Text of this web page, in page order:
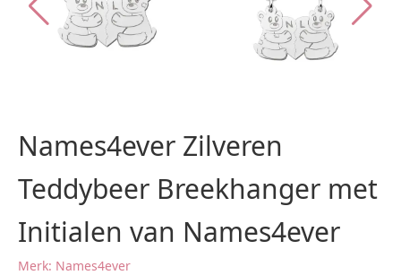
Names4ever Zilveren
Teddybeer Breekhanger met
Initialen van Names4ever
Merk: Names4ever